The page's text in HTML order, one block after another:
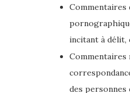
Commentaires
incitant à délit,
Commentaires
des personnes